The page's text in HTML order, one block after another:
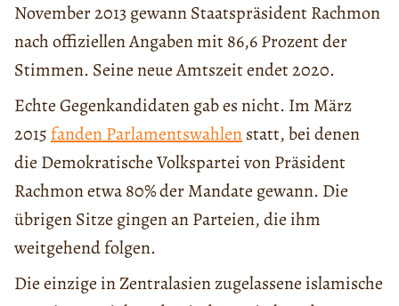
November 2013 gewann Staatspräsident Rachmon
nach offiziellen Angaben mit 86,6 Prozent der
Stimmen. Seine neue Amtszeit endet 2020.
Echte Gegenkandidaten gab es nicht. Im März
2015 fanden Parlamentswahlenstatt, bei denen
die Demokratische Volkspartei von Präsident
Rachmon etwa 80% der Mandate gewann. Die
übrigen Sitze gingen an Parteien, die ihm
weitgehend folgen.
Die einzige in Zentralasien zugelassene islamische